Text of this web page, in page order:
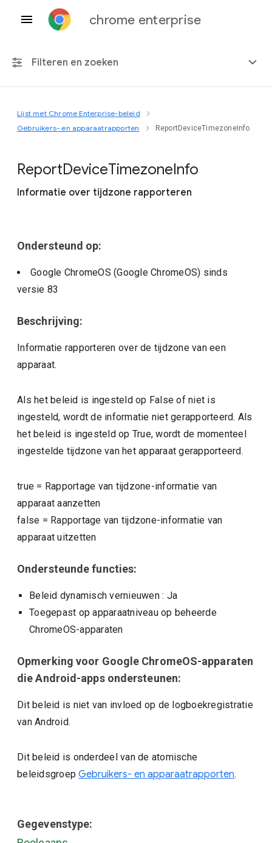
chrome enterprise
Filteren en zoeken
Elk platform
Lijst met Chrome Enterprise-beleid
Gebruikers- en apparaatrapporten
ReportDeviceTimezoneInfo
ReportDeviceTimezoneInfo
Informatie over tijdzone rapporteren
Ondersteund op:
Google ChromeOS (Google ChromeOS) sinds
versie 83
Beschrijving:
Informatie rapporteren over de tijdzone van een
apparaat.
Als het beleid is ingesteld op False of niet is
ingesteld, wordt de informatie niet gerapporteerd. Als
het beleid is ingesteld op True, wordt de momenteel
ingestelde tijdzone van het apparaat gerapporteerd.
true = Rapportage van tijdzone-informatie van
apparaat aanzetten
false = Rapportage van tijdzone-informatie van
apparaat uitzetten
Ondersteunde functies:
Beleid dynamisch vernieuwen : Ja
Toegepast op apparaatniveau op beheerde
ChromeOS-apparaten
Opmerking voor Google ChromeOS-apparaten
die Android-apps ondersteunen:
Dit beleid is niet van invloed op de logboekregistratie
van Android.
Dit beleid is onderdeel van de atomische
beleidsgroepGebruikers- en apparaatrapporten.
Gegevenstype: